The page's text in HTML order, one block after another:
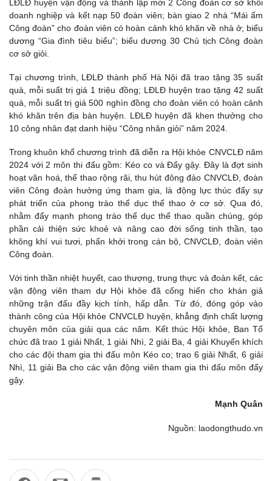
LĐLĐ huyện vận động và thành lập mới 2 Công đoàn cơ sở khối
doanh nghiệp và kết nạp 50 đoàn viên; bàn giao 2 nhà “Mái ấm
Công đoàn” cho đoàn viên có hoàn cảnh khó khăn về nhà ở; biểu
dương “Gia đình tiêu biểu”; biểu dương 30 Chủ tịch Công đoàn
cơ sở giỏi.
Tại chương trình, LĐLĐ thành phố Hà Nội đã trao tặng 35 suất
quà, mỗi suất trị giá 1 triệu đồng; LĐLĐ huyện trao tặng 42 suất
quà, mỗi suất trị giá 500 nghìn đồng cho đoàn viên có hoàn cảnh
khó khăn trên địa bàn huyện. LĐLĐ huyện đã khen thưởng cho
10 công nhân đạt danh hiệu “Công nhân giỏi” năm 2024.
Trong khuôn khổ chương trình đã diễn ra Hội khỏe CNVCLĐ năm
2024 với 2 môn thi đấu gồm: Kéo co và Đẩy gậy. Đây là đợt sinh
hoạt văn hoá, thể thao rộng rãi, thu hút đông đảo CNVCLĐ, đoàn
viên Công đoàn hưởng ứng tham gia, là động lực thúc đẩy sự
phát triển của phong trào thể dục thể thao ở cơ sở. Qua đó,
nhằm đẩy mạnh phong trào thể dục thể thao quần chúng, góp
phần cải thiện sức khoẻ và nâng cao đời sống tinh thần, tạo
không khí vui tươi, phấn khởi trong cán bộ, CNVCLĐ, đoàn viên
Công đoàn.
Với tinh thần nhiệt huyết, cao thượng, trung thực và đoàn kết, các
vận động viên tham dự Hội khỏe đã cống hiến cho khán giả
những trận đấu đầy kịch tính, hấp dẫn. Từ đó, đóng góp vào
thành công của Hội khỏe CNVCLĐ huyện, khẳng định chất lượng
chuyên môn của giải qua các năm. Kết thúc Hội khỏe, Ban Tổ
chức đã trao 1 giải Nhất, 1 giải Nhì, 2 giải Ba, 4 giải Khuyến khích
cho các đội tham gia thi đấu môn Kéo co; trao 6 giải Nhất, 6 giải
Nhì, 11 giải Ba cho các vận động viên tham gia thi đấu môn đẩy
gậy.
Mạnh Quân
Nguồn: laodongthudo.vn